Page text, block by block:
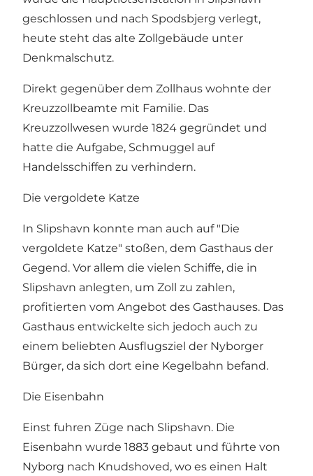
geschlossen und nach Spodsbjerg verlegt,
heute steht das alte Zollgebäude unter
Denkmalschutz.
Direkt gegenüber dem Zollhaus wohnte der
Kreuzzollbeamte mit Familie. Das
Kreuzzollwesen wurde 1824 gegründet und
hatte die Aufgabe, Schmuggel auf
Handelsschiffen zu verhindern.
Die vergoldete Katze
In Slipshavn konnte man auch auf "Die
vergoldete Katze" stoßen, dem Gasthaus der
Gegend. Vor allem die vielen Schiffe, die in
Slipshavn anlegten, um Zoll zu zahlen,
profitierten vom Angebot des Gasthauses. Das
Gasthaus entwickelte sich jedoch auch zu
einem beliebten Ausflugsziel der Nyborger
Bürger, da sich dort eine Kegelbahn befand.
Die Eisenbahn
Einst fuhren Züge nach Slipshavn. Die
Eisenbahn wurde 1883 gebaut und führte von
Nyborg nach Knudshoved, wo es einen Halt